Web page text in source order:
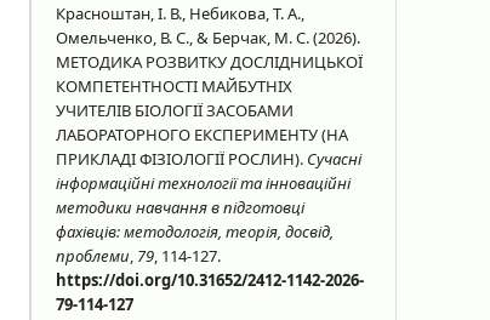
Красноштан, І. В., Небикова, Т. А.,
Омельченко, В. С., & Берчак, М. С. (2026).
МЕТОДИКА РОЗВИТКУ ДОСЛІДНИЦЬКОЇ
КОМПЕТЕНТНОСТІ МАЙБУТНІХ
УЧИТЕЛІВ БІОЛОГІЇ ЗАСОБАМИ
ЛАБОРАТОРНОГО ЕКСПЕРИМЕНТУ (НА
ПРИКЛАДІ ФІЗІОЛОГІЇ РОСЛИН). Сучасні
інформаційні технології та інноваційні
методики навчання в підготовці
фахівців: методологія, теорія, досвід,
проблеми 79 , 114-127.
https://doi.org/10.31652/2412-1142-2026-
79-114-127